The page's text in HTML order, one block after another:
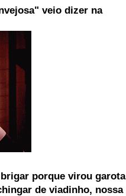
veio dizer na
porque virou garota
de viadinho, nossa